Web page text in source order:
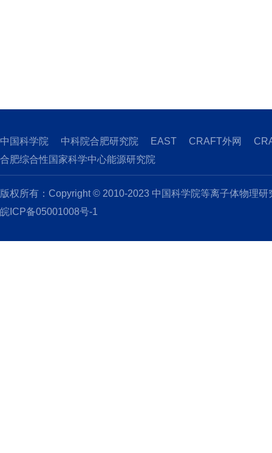
中国科学院 中科院合肥研究院 EAST CRAFT外网
合肥综合性国家科学中心能源研究院
版权所有：Copyright © 2010-2023 中国科学院等离子体物理
皖ICP备05001008号-1